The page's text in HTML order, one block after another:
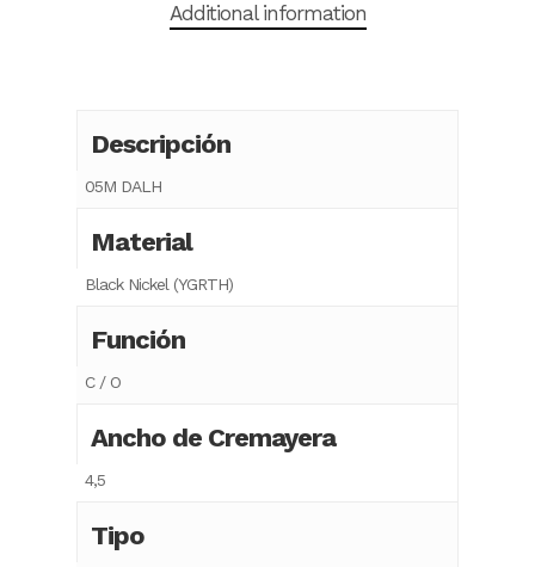
Additional information
Descripción
05M DALH
Material
Black Nickel (YGRTH)
Función
C / O
Ancho de Cremayera
4,5
Tipo